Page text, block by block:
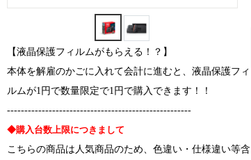
【液晶保護フィルムがもらえる！？】
本体を解雇のかごに入れて会計に進むと、液晶保護フィ
ルムが1円で数量限定で1円で購入できます！！
-----------------------------------------------------
◆購入台数上限につきまして
こちらの商品は人気商品のため、色違い・仕様違い等含